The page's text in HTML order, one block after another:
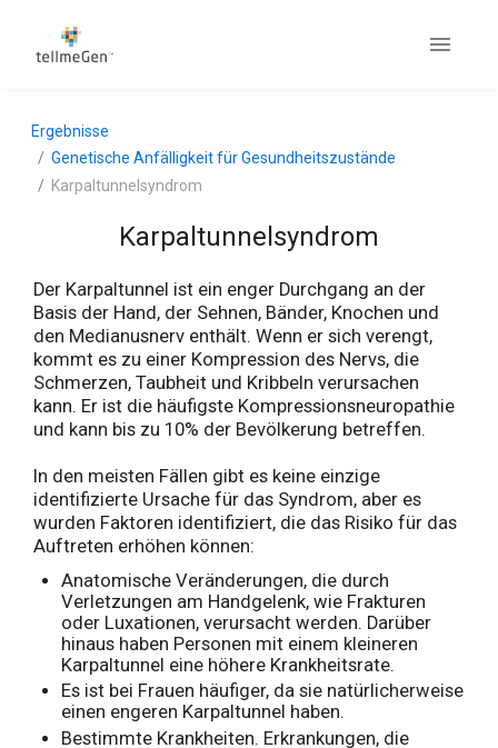
Ergebnisse
Genetische Anfälligkeit für Gesundheitszustände
Karpaltunnelsyndrom
Karpaltunnelsyndrom
Der Karpaltunnel ist ein enger Durchgang an der
Basis der Hand, der Sehnen, Bänder, Knochen und
den Medianusnerv enthält. Wenn er sich verengt,
kommt es zu einer Kompression des Nervs, die
Schmerzen, Taubheit und Kribbeln verursachen
kann. Er ist die häufigste Kompressionsneuropathie
und kann bis zu 10% der Bevölkerung betreffen.
In den meisten Fällen gibt es keine einzige
identifizierte Ursache für das Syndrom, aber es
wurden Faktoren identifiziert, die das Risiko für das
Auftreten erhöhen können:
Anatomische Veränderungen, die durch
Verletzungen am Handgelenk, wie Frakturen
oder Luxationen, verursacht werden. Darüber
hinaus haben Personen mit einem kleineren
Karpaltunnel eine höhere Krankheitsrate.
Es ist bei Frauen häufiger, da sie natürlicherweise
einen engeren Karpaltunnel haben.
Bestimmte Krankheiten. Erkrankungen, die